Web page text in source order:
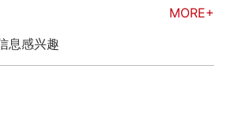
MORE+
息感兴趣